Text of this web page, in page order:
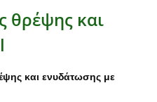
θρέψης και
και ενυδάτωσης με